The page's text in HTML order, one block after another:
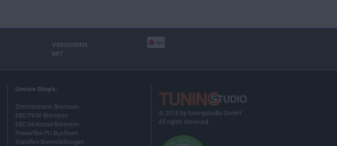
VERSENDEN
MIT
Unsere Shop's:
Zimmermann Bremsen
EBC PKW Bremsen
EBC Motorrad Bremsen
Powerflex PU Buchsen
Stahlflex Bremsleitungen
© 2018 by tuningstudio GmbH
All rights reserved